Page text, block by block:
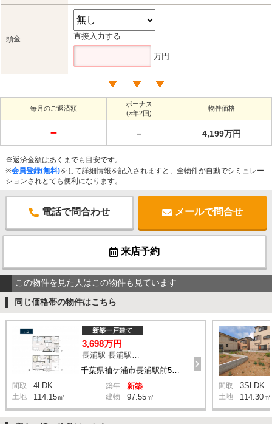
頭金 直接入力する
万円
毎月のご返済額
ボーナス
(×年2回)
物件価格
－ － 4,199万円
※返済金額はあくまでも目安です。
※会員登録(無料)をして詳細情報を記入されますと、全物件が自動でシミュレー
ションされとても便利になります。
電話で問合わせ メールで問合せ
来店予約
この物件を見た人はこの物件も見ています
同じ価格帯の物件はこちら
新築一戸建て
3,698万円
間取 4LDK 築年 新築
土地 114.15㎡ 建物 97.55㎡
間取 3SLDK
土地 114.30㎡